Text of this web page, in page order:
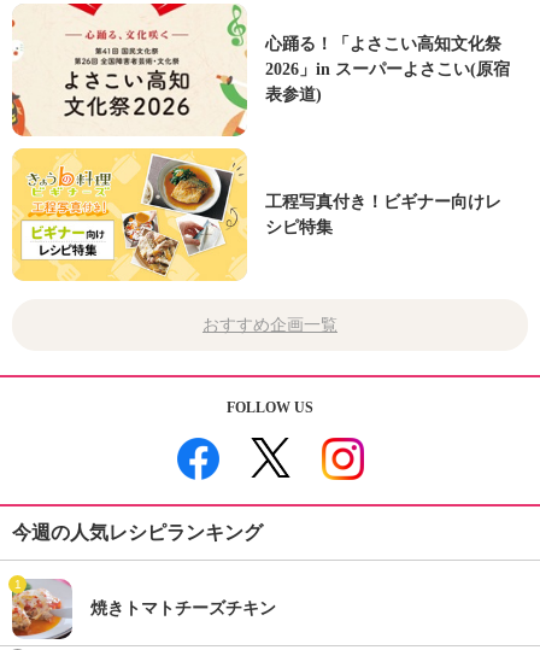
心踊る！「よさこい高知文化祭
2026」in スーパーよさこい(原宿
表参道)
工程写真付き！ビギナー向けレ
シピ特集
おすすめ企画一覧
FOLLOW US
今週の人気レシピランキング
1
焼きトマトチーズチキン